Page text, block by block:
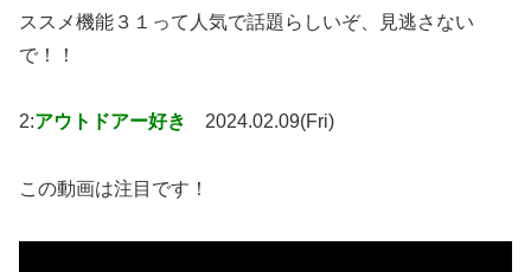
ススメ機能３１って人気で話題らしいぞ、見逃さない
で！！
2:アウトドアー好き 2024.02.09(Fri)
この動画は注目です！